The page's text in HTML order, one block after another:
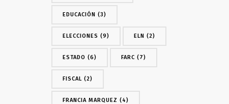
EDUCACIÓN (3)
ELECCIONES (9) ELN (2)
ESTADO (6) FARC (7)
FISCAL(2)
FRANCIA MARQUEZ (4)